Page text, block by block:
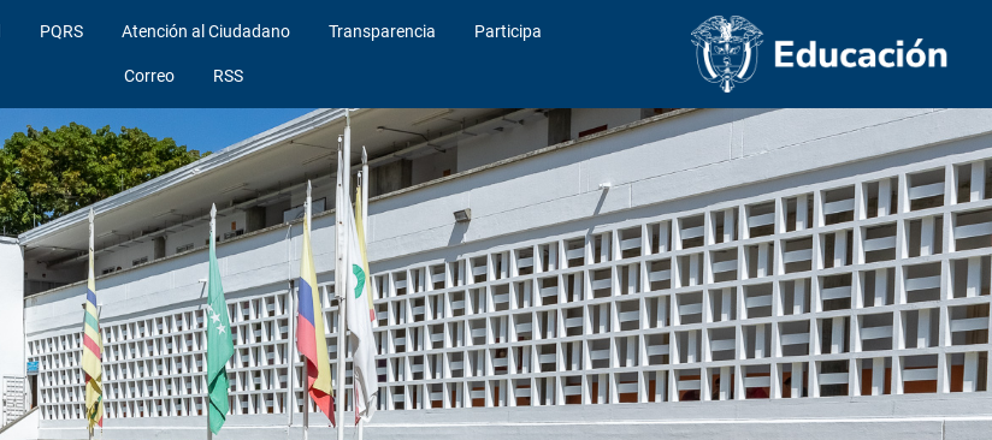
PQRS Atención al Ciudadano Transparencia Participa
Correo RSS